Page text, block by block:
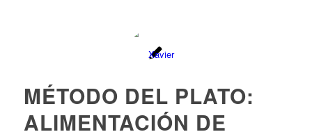
MÉTODO DEL PLATO:
ALIMENTACIÓN DE